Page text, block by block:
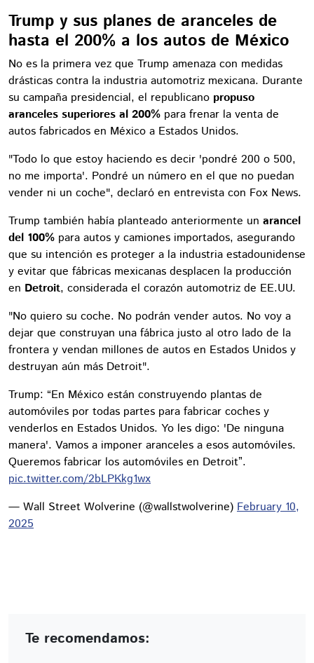
Trump y sus planes de aranceles de
hasta el 200% a los autos de México
No es la primera vez que Trump amenaza con medidas
drásticas contra la industria automotriz mexicana. Durante
su campaña presidencial, el republicano propuso
aranceles superiores al 200% para frenar la venta de
autos fabricados en México a Estados Unidos.
"Todo lo que estoy haciendo es decir 'pondré 200 o 500,
no me importa'. Pondré un número en el que no puedan
vender ni un coche", declaró en entrevista con Fox News.
Trump también había planteado anteriormente un arancel
del 100% para autos y camiones importados, asegurando
que su intención es proteger a la industria estadounidense
y evitar que fábricas mexicanas desplacen la producción
en Detroit, considerada el corazón automotriz de EE.UU.
"No quiero su coche. No podrán vender autos. No voy a
dejar que construyan una fábrica justo al otro lado de la
frontera y vendan millones de autos en Estados Unidos y
destruyan aún más Detroit".
Trump: “En México están construyendo plantas de
automóviles por todas partes para fabricar coches y
venderlos en Estados Unidos. Yo les digo: 'De ninguna
manera'. Vamos a imponer aranceles a esos automóviles.
Queremos fabricar los automóviles en Detroit”.
pic.twitter.com/2bLPKkg1wx
— Wall Street Wolverine (@wallstwolverine) February 10,
2025
Te recomendamos: